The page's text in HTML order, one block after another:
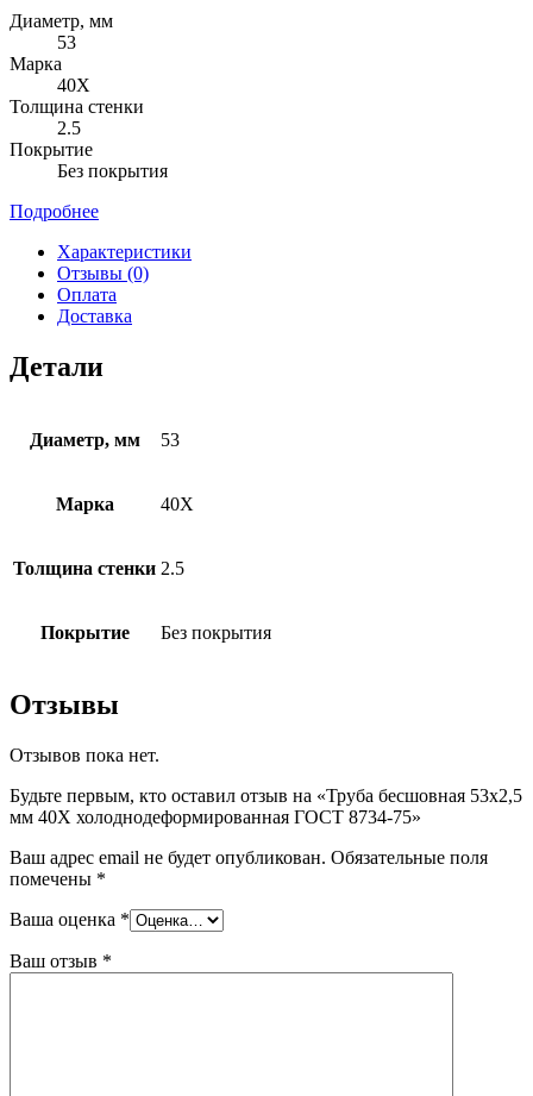
Диаметр, мм
53
Марка
40Х
Толщина стенки
2.5
Покрытие
Без покрытия
Подробнее
Характеристики
Отзывы (0)
Оплата
Доставка
Детали
Диаметр, мм 53
Марка 40Х
Толщина стенки 2.5
Покрытие Без покрытия
Отзывы
Отзывов пока нет.
Будьте первым, кто оставил отзыв на «Труба бесшовная 53х2,5
мм 40Х холоднодеформированная ГОСТ 8734-75»
Ваш адрес email не будет опубликован. Обязательные поля
помечены *
Ваша оценка *
Ваш отзыв *